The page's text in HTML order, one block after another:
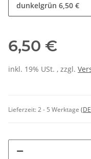
dunkelgrün 6,50 €
6,50 €
inkl. 19% USt. , zzgl.
Lieferzeit:2 - 5 Werktage